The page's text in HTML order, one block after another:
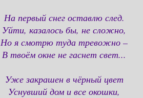
На первый снег оставлю след.
Уйти, казалось бы, не сложно,
Но я смотрю туда тревожно –
В твоём окне не гаснет свет...
Уже закрашен в чёрный цвет
Уснувший дом и все окошки,